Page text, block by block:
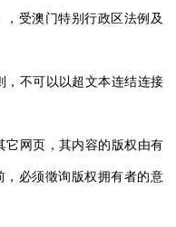
受澳门特别行政区法例及
不可以以超文本连结连接
网页，其内容的版权由有
，必须徵询版权拥有者的意